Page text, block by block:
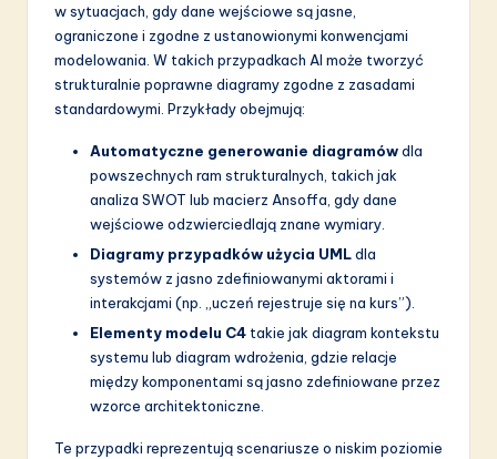
w sytuacjach, gdy dane wejściowe są jasne,
ograniczone i zgodne z ustanowionymi konwencjami
modelowania. W takich przypadkach AI może tworzyć
strukturalnie poprawne diagramy zgodne z zasadami
standardowymi. Przykłady obejmują:
Automatyczne generowanie diagramówdla
powszechnych ram strukturalnych, takich jak
analiza SWOT lub macierz Ansoffa, gdy dane
wejściowe odzwierciedlają znane wymiary.
Diagramy przypadków użycia UMLdla
systemów z jasno zdefiniowanymi aktorami i
interakcjami (np. „uczeń rejestruje się na kurs”).
Elementy modelu C4 takie jak diagram kontekstu
systemu lub diagram wdrożenia, gdzie relacje
między komponentami są jasno zdefiniowane przez
wzorce architektoniczne.
Te przypadki reprezentują scenariusze o niskim poziomie